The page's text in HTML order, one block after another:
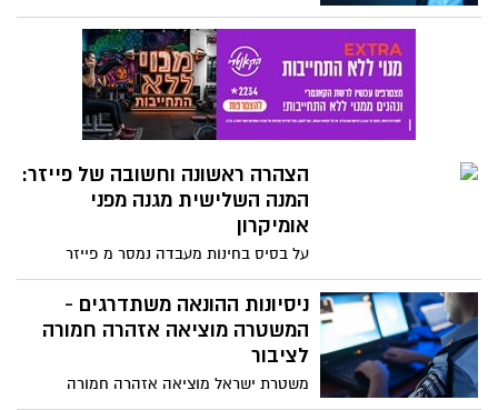
בקשות לעשות פעולות - זהירות, זו עלולה
הצהרה ראשונה וחשובה של פייזר:
המנה השלישית מגנה מפני
אומיקרון
על בסיס בחינות מעבדה נמסר מ פייזר
וביונטק כי הווריאנט החדש מחליש
משמעותית את כמות הנוגדנים של שתי מנות,
אך מנה שלישית יעילה מולו. הן הוסיפו כי הן
יוכלו לפתח חיסון חדש נגדו, במקרה הצורך,
ניסיונות ההונאה משתדרגים -
המשטרה מוציאה אזהרה חמורה
לציבור
משטרת ישראל מוציאה אזהרה חמורה